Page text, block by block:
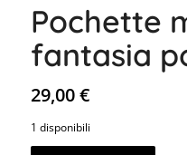
Pochette
fantasia
29,00€
1 disponibili